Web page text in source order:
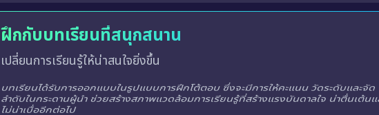
ฝึกกับบทเรียนที่สนุกสนาน
เปลี่ยนการเรียนรู้ให้น่าสนใจยิ่งขึ้น
ลำดับในกระดานผู้นำ ช่วยสร้างสภาพแวดล้อมการเรียนรู้ที่สร้างแรงบันดาลใจ น่าตื่นเต้นและ
ไม่น่าเบื่ออีกต่อไป